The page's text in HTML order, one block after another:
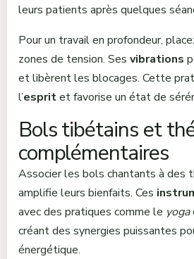
leurs patients après quelques
Pour un travail en profondeur,
zones de tension. Ses vibrations
et libèrent les blocages. Cette
l’espritet favorise un état de
Bols tibétains et
complémentaires
Associer les bols chantants à des
amplifie leurs bienfaits. Ces
avec des pratiques comme le yoga
créant des synergies puissantes
énergétique.